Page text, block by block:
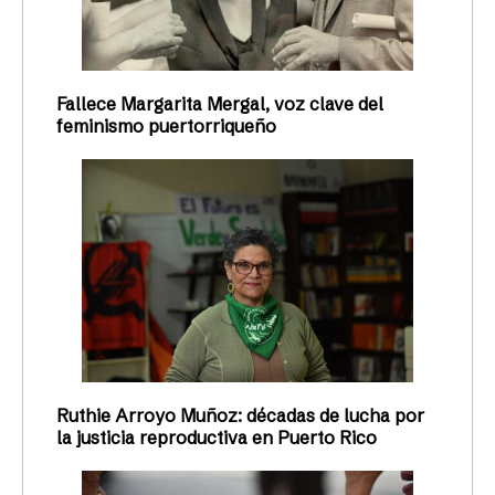
Fallece Margarita Mergal, voz clave del
feminismo puertorriqueño
Ruthie Arroyo Muñoz: décadas de lucha por
la justicia reproductiva en Puerto Rico